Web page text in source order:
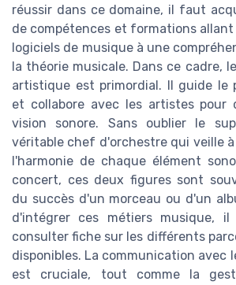
réussir dans ce domaine, il faut
de compétences et formations
logiciels de musique à une
la théorie musicale. Dans ce cadre,
artistique est primordial. Il guide le
et collabore avec les artistes pour
vision sonore. Sans oublier le
véritable chef d'orchestre qui veille
l'harmonie de chaque élément
concert, ces deux figures sont
du succès d'un morceau ou d'un
d'intégrer ces métiers musique,
consulter fiche sur les différents
disponibles. La communication avec
est cruciale, tout comme la